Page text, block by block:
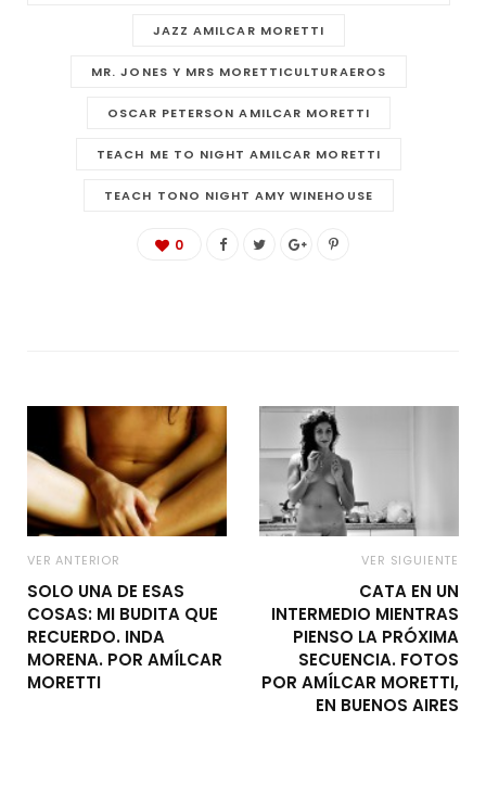
JAZZ AMILCAR MORETTI
MR. JONES Y MRS MORETTICULTURAEROS
OSCAR PETERSON AMILCAR MORETTI
TEACH ME TO NIGHT AMILCAR MORETTI
TEACH TONO NIGHT AMY WINEHOUSE
0
VER ANTERIOR
SOLO UNA DE ESAS
COSAS: MI BUDITA QUE
RECUERDO. INDA
MORENA. POR AMÍLCAR
MORETTI
VER SIGUIENTE
CATA EN UN
INTERMEDIO MIENTRAS
PIENSO LA PRÓXIMA
SECUENCIA. FOTOS
POR AMÍLCAR MORETTI,
EN BUENOS AIRES